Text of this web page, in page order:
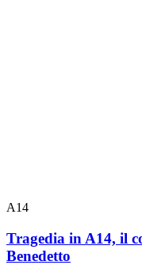
A14
Tragedia in A14, il
Benedetto